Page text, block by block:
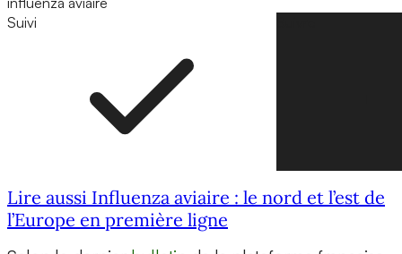
Suivi
Lire aussi Influenza aviaire : le nord et l’est de
l’Europe en première ligne